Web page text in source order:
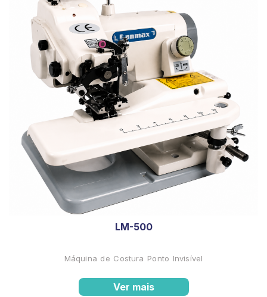
LM-500
Máquina de Costura Ponto Invisível
Ver mais